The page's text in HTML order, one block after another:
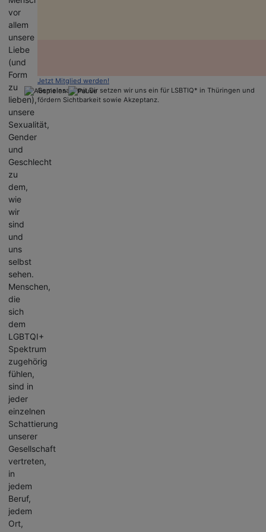
Jetzt Mitglied werden!
Gemeinsam mit Dir setzen wir uns ein für LSBTIQ* in Thüringen und
fördern Sichtbarkeit sowie Akzeptanz.
vor
allem
unsere
Liebe
(und
Form
zu
lieben),
unsere
Sexualität,
Gender
und
Geschlecht
zu
dem,
wie
wir
sind
und
uns
selbst
sehen.
Menschen,
die
sich
dem
LGBTQI+
Spektrum
zugehörig
fühlen,
sind in
jeder
einzelnen
Schattierung
unserer
Gesellschaft
vertreten,
in
jedem
Beruf,
jedem
Ort,